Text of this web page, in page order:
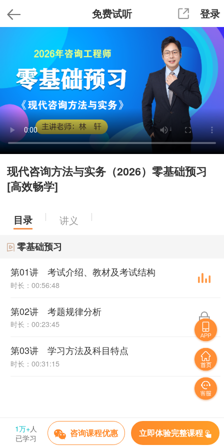
免费试听 登录
现代咨询方法与实务（2026）零基础预习
[高效畅学]
目录 讲义
零基础预习
第01讲 考试介绍、教材及考试结构
时长：00:56:48
第02讲 考题规律分析
时长：00:23:45
第03讲 学习方法及科目特点
时长：00:31:15
1万+人
已学习
咨询课程优惠 立即体验完整课程